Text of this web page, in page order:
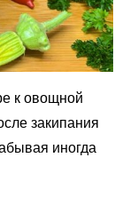
к овощной
закипания
иногда